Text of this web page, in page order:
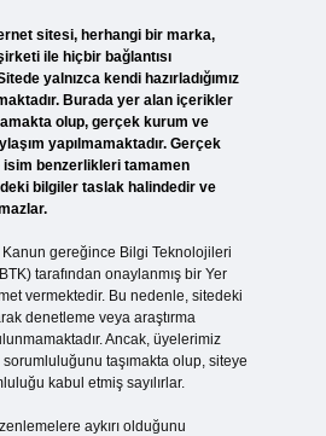
sitesi, herhangi bir marka,
ile hiçbir bağlantısı
yalnızca kendi hazırladığımız
Burada yer alan içerikler
olup, gerçek kurum ve
yapılmamaktadır. Gerçek
benzerlikleri tamamen
bilgiler taslak halindedir ve
Kanun gereğince Bilgi Teknolojileri
tarafından onaylanmış bir Yer
vermektedir. Bu nedenle, sitedeki
denetleme veya araştırma
Ancak, üyelerimiz
sorumluluğunu taşımakta olup, siteye
kabul etmiş sayılırlar.
aykırı olduğunu